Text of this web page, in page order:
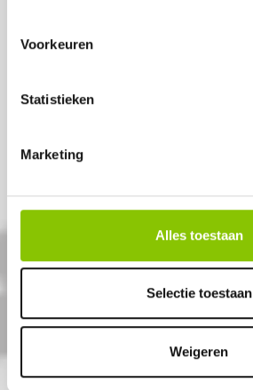
Voorkeuren
Statistieken
Marketing
Alles toestaan
Selectie toestaan
Weigeren
10 Knetterlinten + 8
Artikelnummer: 1015